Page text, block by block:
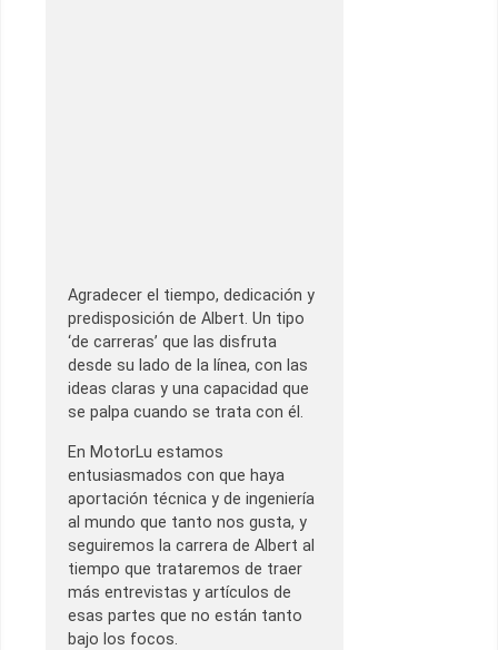
Agradecer el tiempo, dedicación y
predisposición de Albert. Un tipo
‘de carreras’ que las disfruta
desde su lado de la línea, con las
ideas claras y una capacidad que
se palpa cuando se trata con él.
En MotorLu estamos
entusiasmados con que haya
aportación técnica y de ingeniería
al mundo que tanto nos gusta, y
seguiremos la carrera de Albert al
tiempo que trataremos de traer
más entrevistas y artículos de
esas partes que no están tanto
bajo los focos.